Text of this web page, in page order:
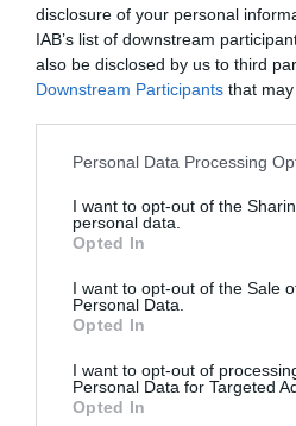
disclosure of your personal
IAB’s list of downstream
also be disclosed by us to third
Downstream Participants that
Please note that this website/app
not limited to your visit or usage
grant or deny consent to Google
use your data for below specified
consent section.
Personal Data Processing
I want to opt-out of the
personal data.
Opted In
I want to opt-out of the Sale
Personal Data.
Opted In
I want to opt-out of
Personal Data for Targeted
Opted In
Μητσοτάκης: “Η
παραγωγικής βάσης
προτεραιότητα για μία
εξωστρεφή και
37χρονος με 4
κλαδέματος
Ακολούθησε το
Share